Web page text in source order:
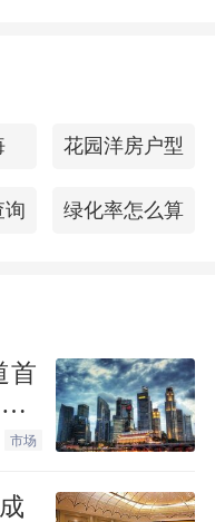
意味着：共享汽
车，没车也能游
很稀罕。甚至还
花园洋房户型
询 绿化率怎么算
首
市场